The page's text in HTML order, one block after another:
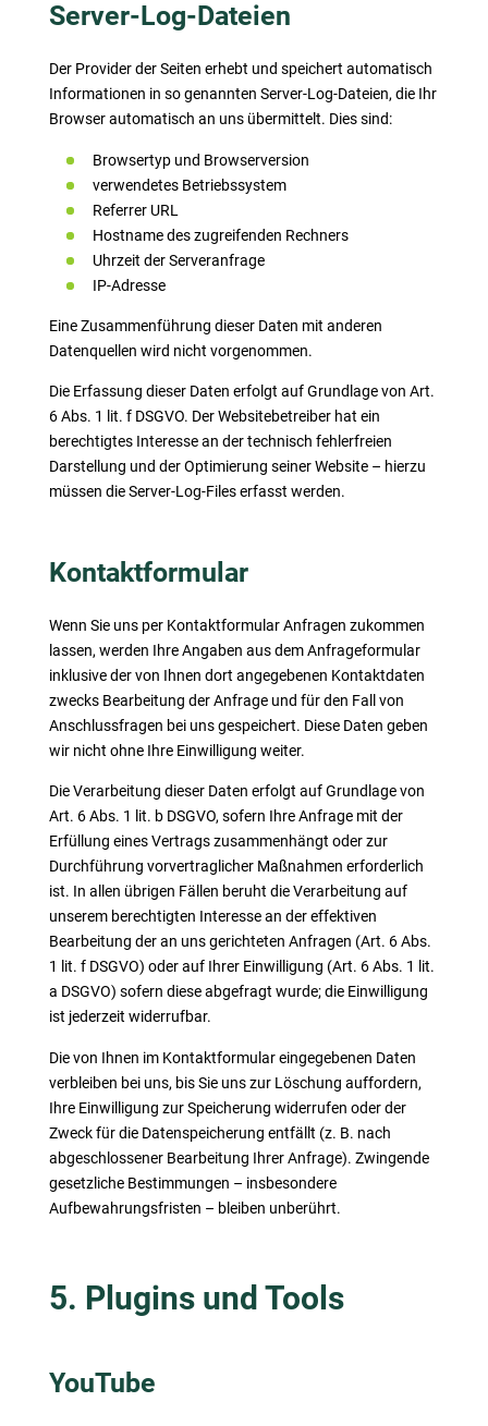
Server-Log-Dateien
Der Provider der Seiten erhebt und speichert automatisch
Informationen in so genannten Server-Log-Dateien, die Ihr
Browser automatisch an uns übermittelt. Dies sind:
Browsertyp und Browserversion
verwendetes Betriebssystem
Referrer URL
Hostname des zugreifenden Rechners
Uhrzeit der Serveranfrage
IP-Adresse
Eine Zusammenführung dieser Daten mit anderen
Datenquellen wird nicht vorgenommen.
Die Erfassung dieser Daten erfolgt auf Grundlage von Art.
6 Abs. 1 lit. f DSGVO. Der Websitebetreiber hat ein
berechtigtes Interesse an der technisch fehlerfreien
Darstellung und der Optimierung seiner Website – hierzu
müssen die Server-Log-Files erfasst werden.
Kontaktformular
Wenn Sie uns per Kontaktformular Anfragen zukommen
lassen, werden Ihre Angaben aus dem Anfrageformular
inklusive der von Ihnen dort angegebenen Kontaktdaten
zwecks Bearbeitung der Anfrage und für den Fall von
Anschlussfragen bei uns gespeichert. Diese Daten geben
wir nicht ohne Ihre Einwilligung weiter.
Die Verarbeitung dieser Daten erfolgt auf Grundlage von
Art. 6 Abs. 1 lit. b DSGVO, sofern Ihre Anfrage mit der
Erfüllung eines Vertrags zusammenhängt oder zur
Durchführung vorvertraglicher Maßnahmen erforderlich
ist. In allen übrigen Fällen beruht die Verarbeitung auf
unserem berechtigten Interesse an der effektiven
Bearbeitung der an uns gerichteten Anfragen (Art. 6 Abs.
1 lit. f DSGVO) oder auf Ihrer Einwilligung (Art. 6 Abs. 1 lit.
a DSGVO) sofern diese abgefragt wurde; die Einwilligung
ist jederzeit widerrufbar.
Die von Ihnen im Kontaktformular eingegebenen Daten
verbleiben bei uns, bis Sie uns zur Löschung auffordern,
Ihre Einwilligung zur Speicherung widerrufen oder der
Zweck für die Datenspeicherung entfällt (z. B. nach
abgeschlossener Bearbeitung Ihrer Anfrage). Zwingende
gesetzliche Bestimmungen – insbesondere
Aufbewahrungsfristen – bleiben unberührt.
5. Plugins und Tools
YouTube